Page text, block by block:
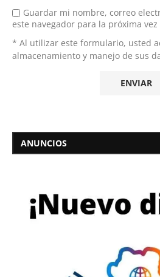
Guardar mi nombre, correo
este navegador para la próxima
* Al utilizar este formulario, usted
almacenamiento y manejo de sus
ANUNCIOS